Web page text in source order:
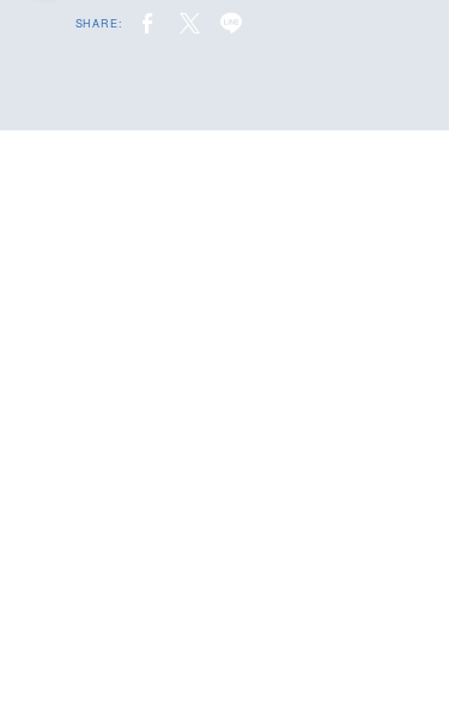
SHARE: